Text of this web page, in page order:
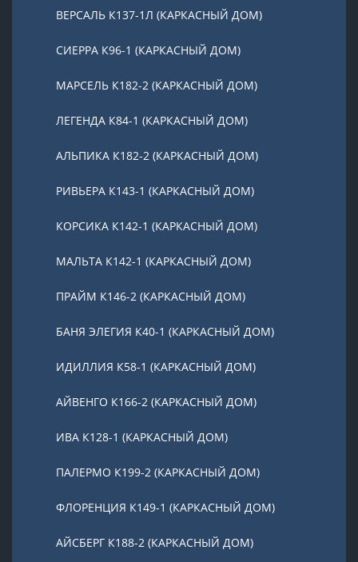
ВЕРСАЛЬ К137-1Л (КАРКАСНЫЙ ДОМ)
СИЕРРА К96-1 (КАРКАСНЫЙ ДОМ)
МАРСЕЛЬ К182-2 (КАРКАСНЫЙ ДОМ)
ЛЕГЕНДА К84-1 (КАРКАСНЫЙ ДОМ)
АЛЬПИКА К182-2 (КАРКАСНЫЙ ДОМ)
РИВЬЕРА К143-1 (КАРКАСНЫЙ ДОМ)
КОРСИКА К142-1 (КАРКАСНЫЙ ДОМ)
МАЛЬТА К142-1 (КАРКАСНЫЙ ДОМ)
ПРАЙМ К146-2 (КАРКАСНЫЙ ДОМ)
БАНЯ ЭЛЕГИЯ К40-1 (КАРКАСНЫЙ ДОМ)
ИДИЛЛИЯ К58-1 (КАРКАСНЫЙ ДОМ)
АЙВЕНГО К166-2 (КАРКАСНЫЙ ДОМ)
ИВА К128-1 (КАРКАСНЫЙ ДОМ)
ПАЛЕРМО К199-2 (КАРКАСНЫЙ ДОМ)
ФЛОРЕНЦИЯ К149-1 (КАРКАСНЫЙ ДОМ)
АЙСБЕРГ К188-2 (КАРКАСНЫЙ ДОМ)